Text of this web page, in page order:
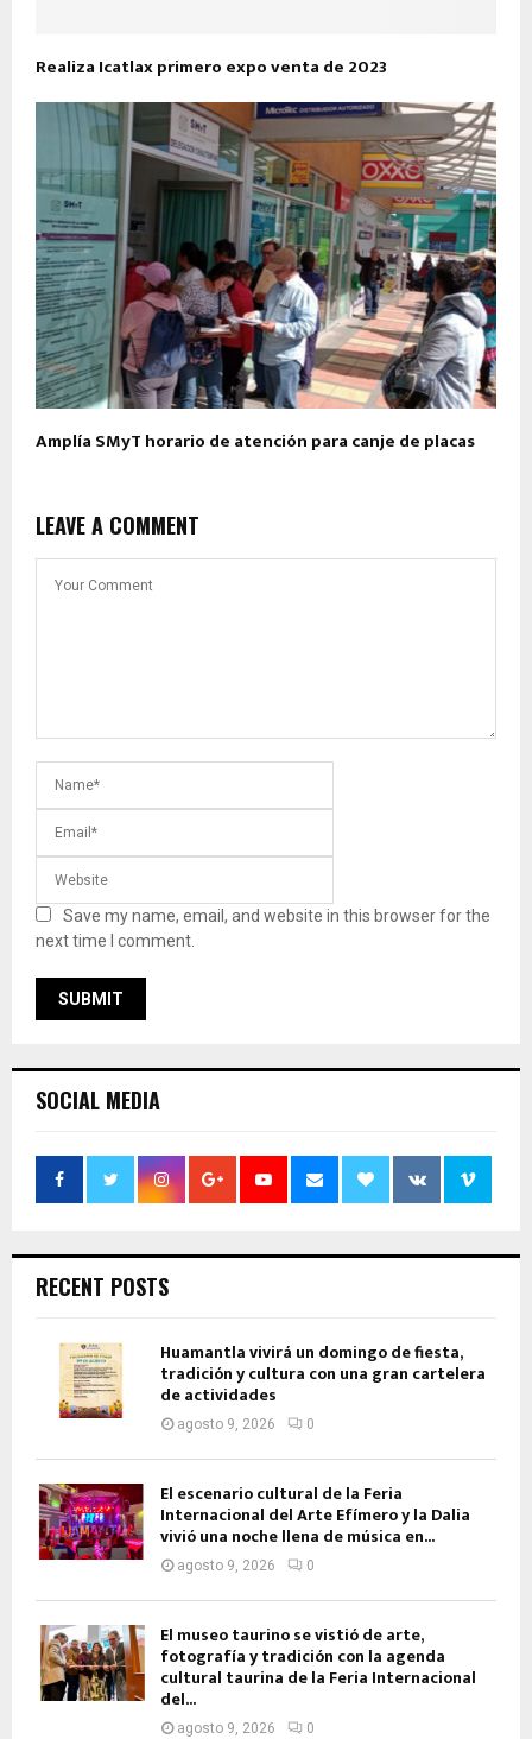
Realiza Icatlax primero expo venta de 2023
Amplía SMyT horario de atención para canje de placas
LEAVE A COMMENT
Save my name, email, and website in this browser for the
next time I comment.
SOCIAL MEDIA
RECENT POSTS
Huamantla vivirá un domingo de fiesta,
tradición y cultura con una gran cartelera
de actividades
agosto 9, 2026 0
El escenario cultural de la Feria
Internacional del Arte Efímero y la Dalia
vivió una noche llena de música en...
agosto 9, 2026 0
El museo taurino se vistió de arte,
fotografía y tradición con la agenda
cultural taurina de la Feria Internacional
del...
agosto 9, 2026 0